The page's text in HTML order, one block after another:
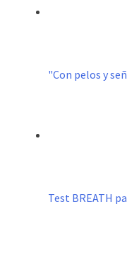
"Con pelos y
Test BREATH